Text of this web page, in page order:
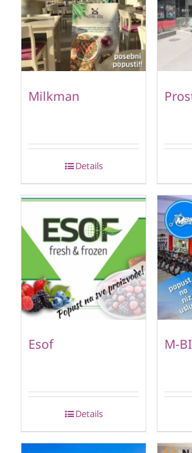
Milkman
Details
Esof
Details
M-